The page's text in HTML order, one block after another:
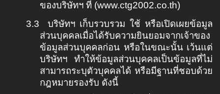
ของบริษัทฯ ที่ (www.ctg2002.co.th)
3.3
บริษัทฯ เก็บรวบรวม ใช้ หรือเปิดเผยข้อมูล
ส่วนบุคคลเมื่อได้รับความยินยอมจากเจ้าของ
ข้อมูลส่วนบุคคลก่อน หรือในขณะนั้น เว้นแต่
บริษัทฯ ทำให้ข้อมูลส่วนบุคคลเป็นข้อมูลที่ไม่
สามารถระบุตัวบุคคลได้ หรือมีฐานที่ชอบด้วย
กฎหมายรองรับ ดังนี้